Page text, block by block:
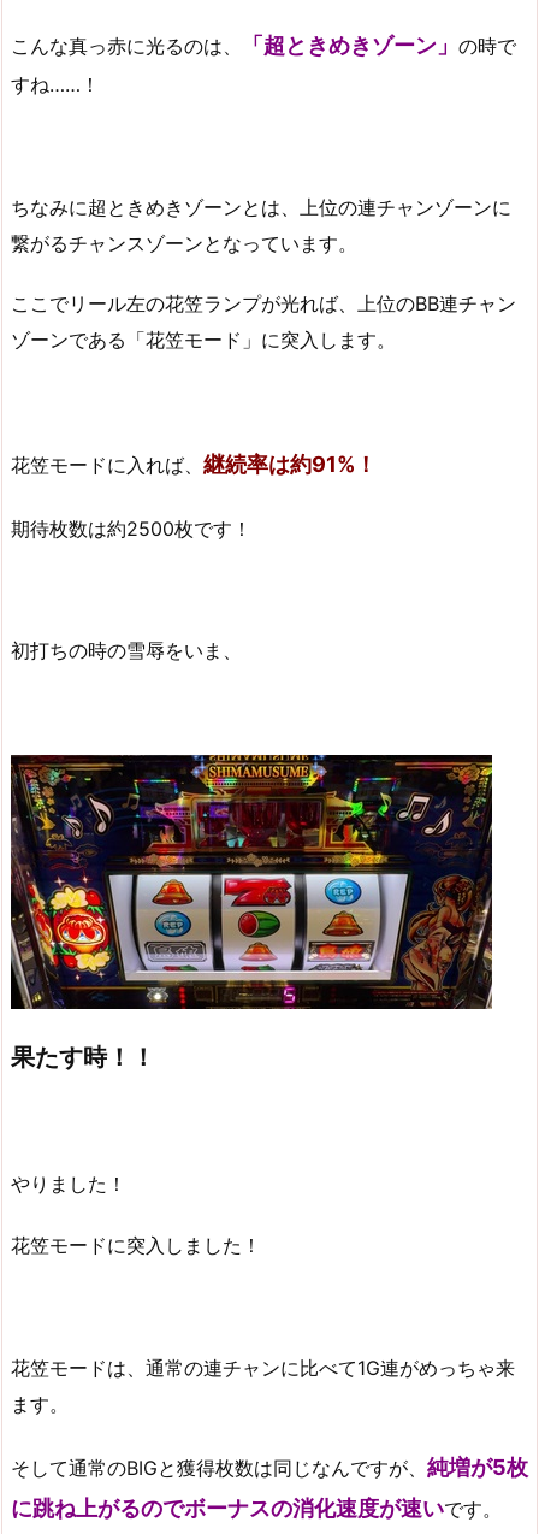
こんな真っ赤に光るのは、 「超ときめきゾーン」 の時で
すね……！
ちなみに超ときめきゾーンとは、上位の連チャンゾーンに
繋がるチャンスゾーンとなっています。
ここでリール左の花笠ランプが光れば、上位のBB連チャン
ゾーンである「花笠モード」に突入します。
花笠モードに入れば、 継続率は約91%！
期待枚数は約2500枚です！
初打ちの時の雪辱をいま、
果たす時！！
やりました！
花笠モードに突入しました！
花笠モードは、通常の連チャンに比べて1G連がめっちゃ来
ます。
そして通常のBIGと獲得枚数は同じなんですが、 純増が5枚
に跳ね上がるのでボーナスの消化速度が速いです。